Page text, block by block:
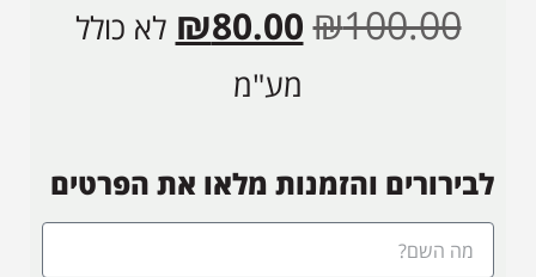
₪100.00
₪80.00
לא כולל
מע"מ
לבירורים והזמנות מלאו את הפרטים